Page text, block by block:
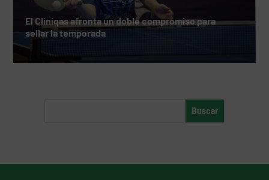
El Cliniqas afronta un doble compromiso para
sellar la temporada